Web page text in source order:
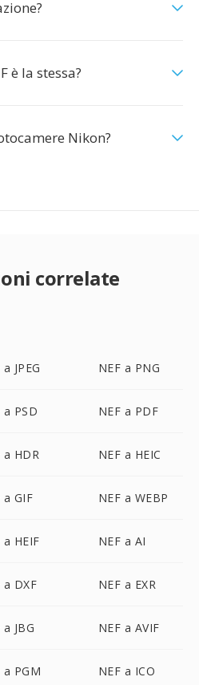
è la stessa?
Nikon?
correlate
JPEG NEF a PNG
a PSD NEF a PDF
a HDR NEF a HEIC
a GIF NEF a WEBP
a HEIF NEF a AI
a DXF NEF a EXR
a JBG NEF a AVIF
a PGM NEF a ICO